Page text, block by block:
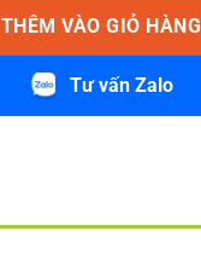
THÊM VÀO GIỎ HÀNG
Tư vấn Zalo